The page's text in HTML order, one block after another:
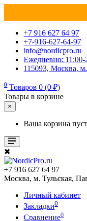
+7 916 627 64 97
+7-916-627-64-97
info@nordicpro.ru
Ежедневно: 11:00-
115093, Москва,
0 Товаров 0 (0 ₽)
Товары в корзине
×
Ваша корзина
✖
+7 916 627 64 97
Москва, м. Тульская,
Личный кабинет
Закладки0
Сравнение0